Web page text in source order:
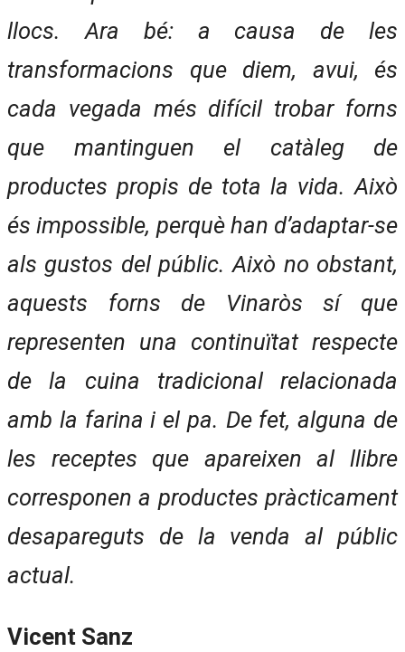
llocs. Ara bé: a causa de les
transformacions que diem, avui, és
cada vegada més difícil trobar forns
que mantinguen el catàleg de
productes propis de tota la vida. Això
és impossible, perquè han d’adaptar-se
als gustos del públic. Això no obstant,
aquests forns de Vinaròs sí que
representen una continuïtat respecte
de la cuina tradicional relacionada
amb la farina i el pa. De fet, alguna de
les receptes que apareixen al llibre
corresponen a productes pràcticament
desapareguts de la venda al públic
actual.
Vicent Sanz